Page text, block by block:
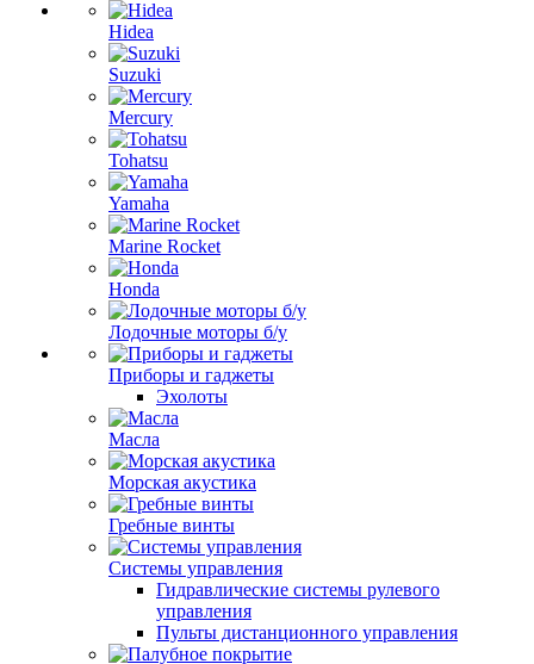
Hidea
Suzuki
Mercury
Tohatsu
Yamaha
Marine Rocket
Honda
Лодочные моторы б/у
Приборы и гаджеты
Эхолоты
Масла
Морская акустика
Гребные винты
Системы управления
Гидравлические системы рулевого
управления
Пульты дистанционного управления